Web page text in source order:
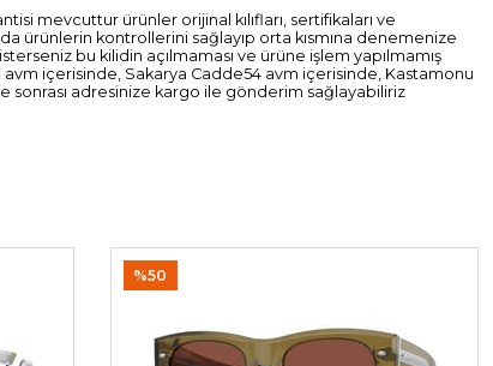
mevcuttur ürünler orijinal kılıfları, sertifikaları ve
ürünlerin kontrollerini sağlayıp orta kısmına denemenize
bu kilidin açılmaması ve ürüne işlem yapılmamış
içerisinde, Sakarya Cadde54 avm içerisinde, Kastamonu
adresinize kargo ile gönderim sağlayabiliriz
%50